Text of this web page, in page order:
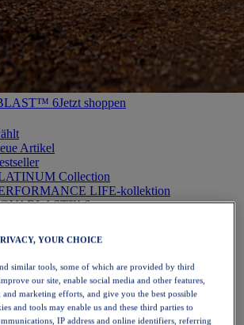
6Jetzt shoppen
Artikel
Collection
LIFE-kollektion
6
YOUR CHOICE
similar tools, some of which are provided by third
our site, enable social media and other features,
marketing efforts, and give you the best possible
and tools may enable us and these third parties to
IP address and online identifiers, referring